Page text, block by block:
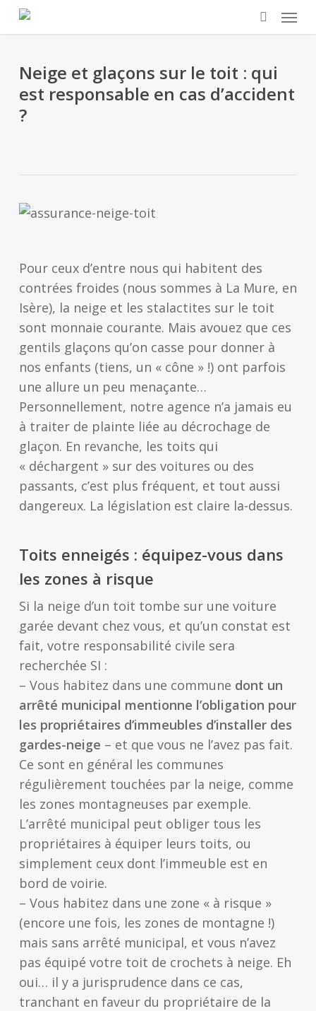
Skip
content
search
Menu
Neige et glaçons sur le toit : qui
est responsable en cas d’accident
?
Pour ceux d’entre nous qui habitent des
contrées froides (nous sommes à La Mure, en
Isère), la neige et les stalactites sur le toit
sont monnaie courante. Mais avouez que ces
gentils glaçons qu’on casse pour donner à
nos enfants (tiens, un « cône » !) ont parfois
une allure un peu menaçante…
Personnellement, notre agence n’a jamais eu
à traiter de plainte liée au décrochage de
glaçon. En revanche, les toits qui
« déchargent » sur des voitures ou des
passants, c’est plus fréquent, et tout aussi
dangereux. La législation est claire la-dessus.
Toits enneigés : équipez-vous dans
les zones à risque
Si la neige d’un toit tombe sur une voiture
garée devant chez vous, et qu’un constat est
fait, votre responsabilité civile sera
recherchée SI :
– Vous habitez dans une commune dont un
arrêté municipal mentionne l’obligation pour
les propriétaires d’immeubles d’installer des
gardes-neige – et que vous ne l’avez pas fait.
Ce sont en général les communes
régulièrement touchées par la neige, comme
les zones montagneuses par exemple.
L’arrêté municipal peut obliger tous les
propriétaires à équiper leurs toits, ou
simplement ceux dont l’immeuble est en
bord de voirie.
– Vous habitez dans une zone « à risque »
(encore une fois, les zones de montagne !)
mais sans arrêté municipal, et vous n’avez
pas équipé votre toit de crochets à neige. Eh
oui… il y a jurisprudence dans ce cas,
tranchant en faveur du propriétaire de la